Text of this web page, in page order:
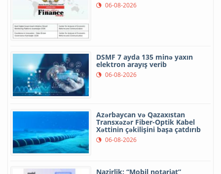
06-08-2026
DSMF 7 ayda 135 minə yaxın
elektron arayış verib
06-08-2026
Azərbaycan və Qazaxıstan
Transxəzər Fiber-Optik Kabel
Xəttinin çəkilişini başa çatdırıb
06-08-2026
Nazirlik: “Mobil notariat”